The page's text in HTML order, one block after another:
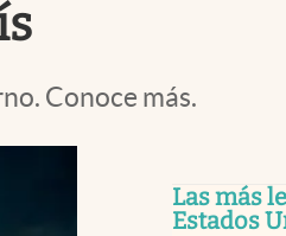
Conoce más.
Las más
Estados